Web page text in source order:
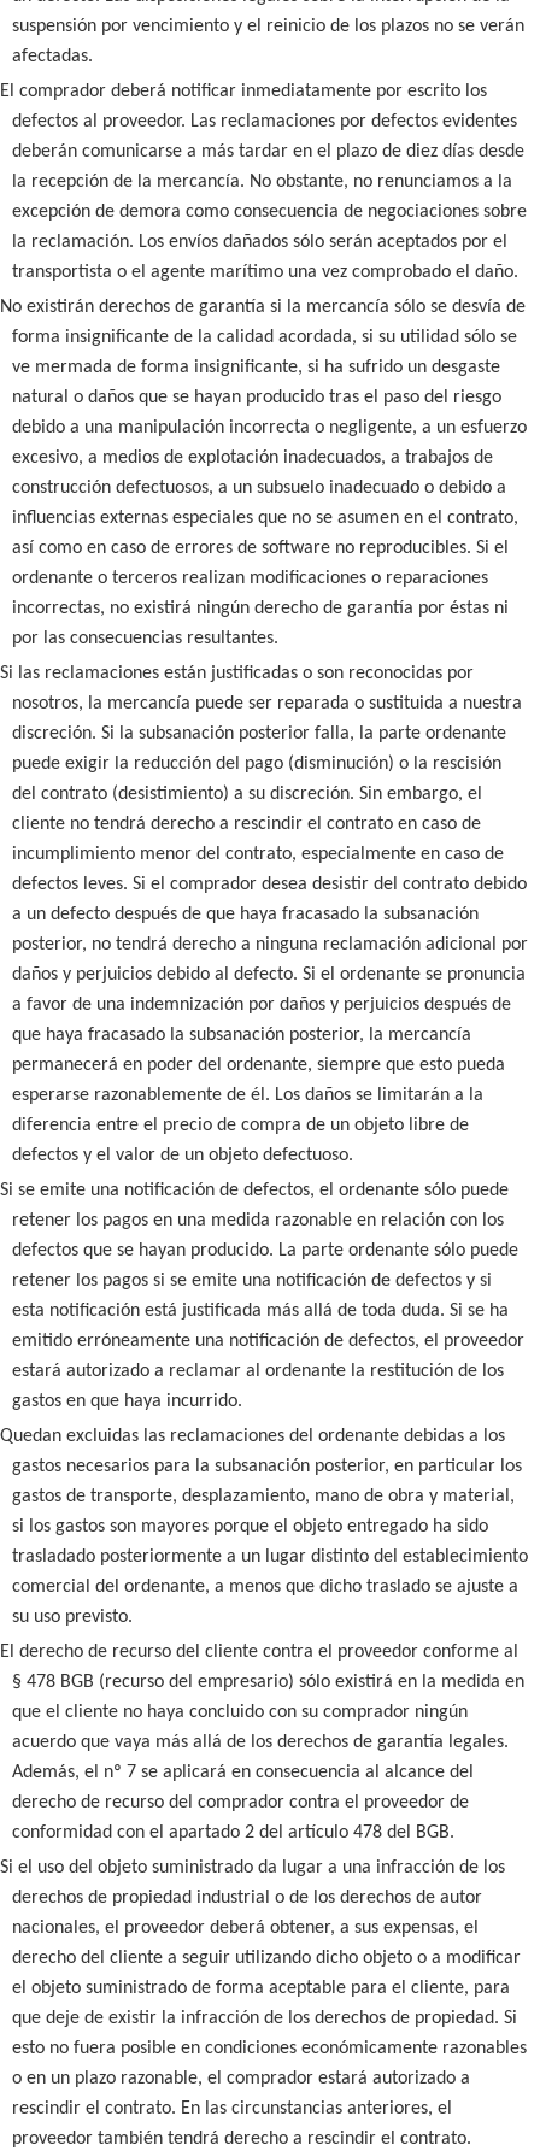
suspensión por vencimiento y el reinicio de los plazos no se verán
afectadas.
El comprador deberá notificar inmediatamente por escrito los
defectos al proveedor. Las reclamaciones por defectos evidentes
deberán comunicarse a más tardar en el plazo de diez días desde
la recepción de la mercancía. No obstante, no renunciamos a la
excepción de demora como consecuencia de negociaciones sobre
la reclamación. Los envíos dañados sólo serán aceptados por el
transportista o el agente marítimo una vez comprobado el daño.
No existirán derechos de garantía si la mercancía sólo se desvía de
forma insignificante de la calidad acordada, si su utilidad sólo se
ve mermada de forma insignificante, si ha sufrido un desgaste
natural o daños que se hayan producido tras el paso del riesgo
debido a una manipulación incorrecta o negligente, a un esfuerzo
excesivo, a medios de explotación inadecuados, a trabajos de
construcción defectuosos, a un subsuelo inadecuado o debido a
influencias externas especiales que no se asumen en el contrato,
así como en caso de errores de software no reproducibles. Si el
ordenante o terceros realizan modificaciones o reparaciones
incorrectas, no existirá ningún derecho de garantía por éstas ni
por las consecuencias resultantes.
Si las reclamaciones están justificadas o son reconocidas por
nosotros, la mercancía puede ser reparada o sustituida a nuestra
discreción. Si la subsanación posterior falla, la parte ordenante
puede exigir la reducción del pago (disminución) o la rescisión
del contrato (desistimiento) a su discreción. Sin embargo, el
cliente no tendrá derecho a rescindir el contrato en caso de
incumplimiento menor del contrato, especialmente en caso de
defectos leves. Si el comprador desea desistir del contrato debido
a un defecto después de que haya fracasado la subsanación
posterior, no tendrá derecho a ninguna reclamación adicional por
daños y perjuicios debido al defecto. Si el ordenante se pronuncia
a favor de una indemnización por daños y perjuicios después de
que haya fracasado la subsanación posterior, la mercancía
permanecerá en poder del ordenante, siempre que esto pueda
esperarse razonablemente de él. Los daños se limitarán a la
diferencia entre el precio de compra de un objeto libre de
defectos y el valor de un objeto defectuoso.
Si se emite una notificación de defectos, el ordenante sólo puede
retener los pagos en una medida razonable en relación con los
defectos que se hayan producido. La parte ordenante sólo puede
retener los pagos si se emite una notificación de defectos y si
esta notificación está justificada más allá de toda duda. Si se ha
emitido erróneamente una notificación de defectos, el proveedor
estará autorizado a reclamar al ordenante la restitución de los
gastos en que haya incurrido.
Quedan excluidas las reclamaciones del ordenante debidas a los
gastos necesarios para la subsanación posterior, en particular los
gastos de transporte, desplazamiento, mano de obra y material,
si los gastos son mayores porque el objeto entregado ha sido
trasladado posteriormente a un lugar distinto del establecimiento
comercial del ordenante, a menos que dicho traslado se ajuste a
su uso previsto.
El derecho de recurso del cliente contra el proveedor conforme al
§ 478 BGB (recurso del empresario) sólo existirá en la medida en
que el cliente no haya concluido con su comprador ningún
acuerdo que vaya más allá de los derechos de garantía legales.
Además, el nº 7 se aplicará en consecuencia al alcance del
derecho de recurso del comprador contra el proveedor de
conformidad con el apartado 2 del artículo 478 del BGB.
Si el uso del objeto suministrado da lugar a una infracción de los
derechos de propiedad industrial o de los derechos de autor
nacionales, el proveedor deberá obtener, a sus expensas, el
derecho del cliente a seguir utilizando dicho objeto o a modificar
el objeto suministrado de forma aceptable para el cliente, para
que deje de existir la infracción de los derechos de propiedad. Si
esto no fuera posible en condiciones económicamente razonables
o en un plazo razonable, el comprador estará autorizado a
rescindir el contrato. En las circunstancias anteriores, el
proveedor también tendrá derecho a rescindir el contrato.